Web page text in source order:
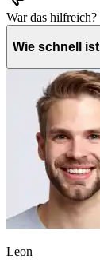
War das hilfreich?
Wie schnell
Leon